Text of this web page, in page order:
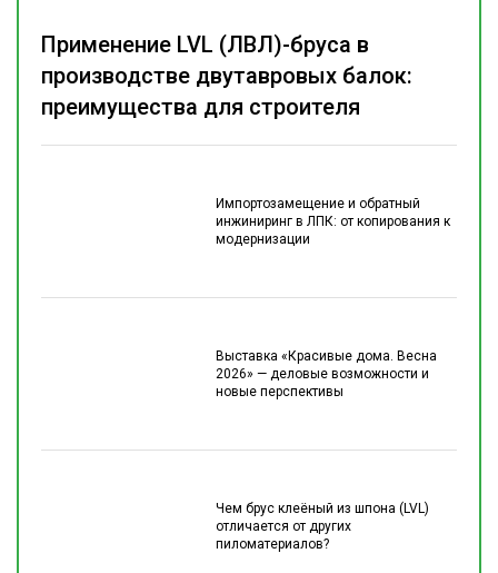
Импортозамещение и обратный
инжиниринг в ЛПК: от копирования к
модернизации
Выставка «Красивые дома. Весна
2026» — деловые возможности и
новые перспективы
Чем брус клеёный из шпона (LVL)
отличается от других
пиломатериалов?
Применение LVL (ЛВЛ)-бруса в
производстве двутавровых балок:
преимущества для строителя